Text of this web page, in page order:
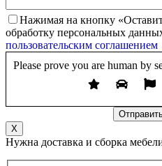
Нажимая на кнопку
обработку персональных
пользовательским соглашением
Please prove you are human by
X
Нужна доставка и сборка